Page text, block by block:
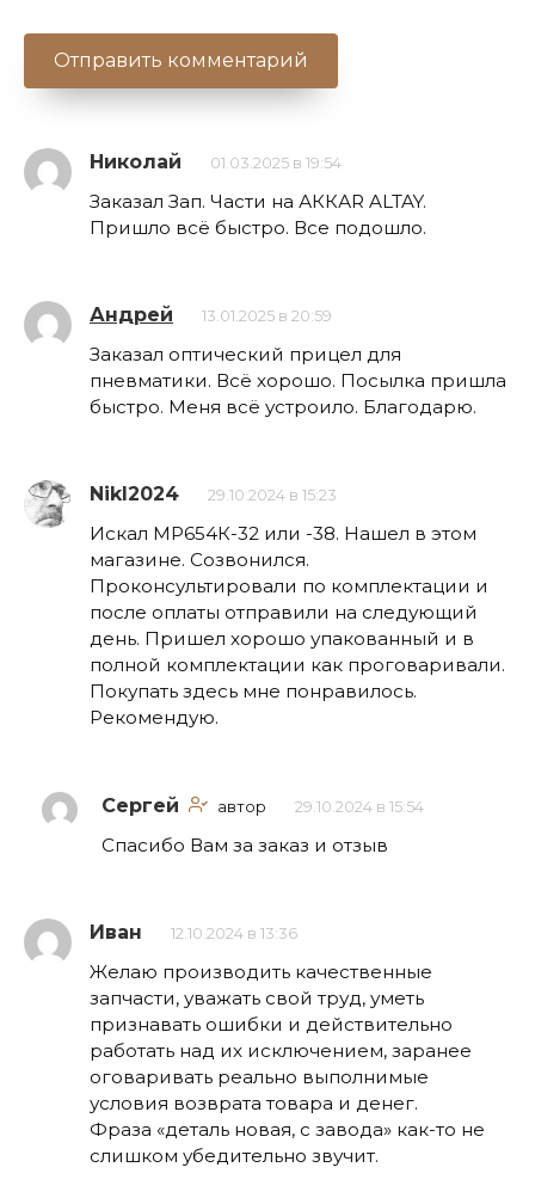
Николай 01.03.2025 в 19:54
Заказал Зап. Части на АККАR ALTAY.
Пришло всё быстро. Все подошло.
Андрей 13.01.2025 в 20:59
Заказал оптический прицел для
пневматики. Всё хорошо. Посылка пришла
быстро. Меня всё устроило. Благодарю.
NikI2024 29.10.2024 в 15:23
Искал МР654К-32 или -38. Нашел в этом
магазине. Созвонился.
Проконсультировали по комплектации и
после оплаты отправили на следующий
день. Пришел хорошо упакованный и в
полной комплектации как проговаривали.
Покупать здесь мне понравилось.
Рекомендую.
Сергей автор 29.10.2024 в 15:54
Спасибо Вам за заказ и отзыв
Иван 12.10.2024 в 13:36
Желаю производить качественные
запчасти, уважать свой труд, уметь
признавать ошибки и действительно
работать над их исключением, заранее
оговаривать реально выполнимые
условия возврата товара и денег.
Фраза «деталь новая, с завода» как-то не
слишком убедительно звучит.